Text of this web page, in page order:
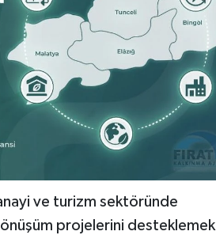
ve turizm sektöründe
projelerini desteklemek